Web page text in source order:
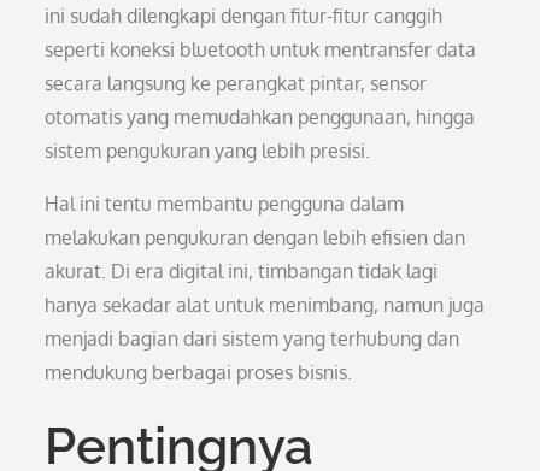
ini sudah dilengkapi dengan fitur-fitur canggih
seperti koneksi bluetooth untuk mentransfer data
secara langsung ke perangkat pintar, sensor
otomatis yang memudahkan penggunaan, hingga
sistem pengukuran yang lebih presisi.
Hal ini tentu membantu pengguna dalam
melakukan pengukuran dengan lebih efisien dan
akurat. Di era digital ini, timbangan tidak lagi
hanya sekadar alat untuk menimbang, namun juga
menjadi bagian dari sistem yang terhubung dan
mendukung berbagai proses bisnis.
Pentingnya